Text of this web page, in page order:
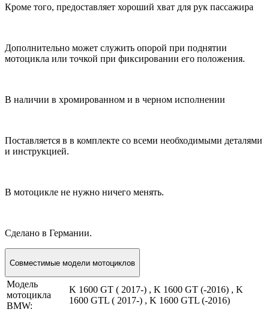
Кроме того, предоставляет хороший хват для рук пассажира
Дополнительно может служить опорой при поднятии
мотоцикла или точкой при фиксировании его положения.
В наличии в хромированном и в черном исполнении
Поставляется в в комплекте со всеми необходимыми деталями
и инструкцией.
В мотоцикле не нужно ничего менять.
Сделано в Германии.
Совместимые модели мотоциклов
Модель
мотоцикла
BMW:
K 1600 GT ( 2017-) , K 1600 GT (-2016) , K
1600 GTL ( 2017-) , K 1600 GTL (-2016)